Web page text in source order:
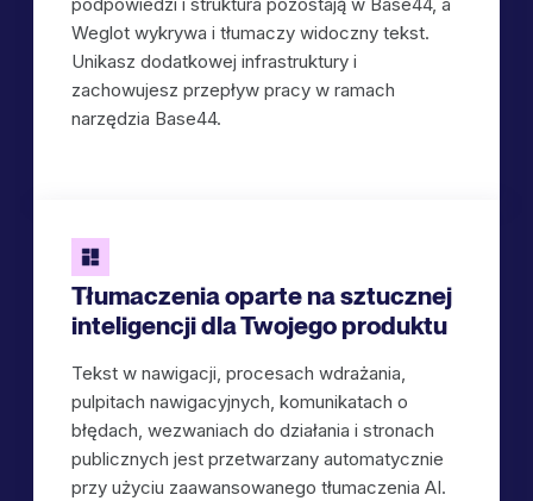
Weglot wykrywa i tłumaczy widoczny tekst.
Unikasz dodatkowej infrastruktury i
zachowujesz przepływ pracy w ramach
narzędzia Base44.
Tłumaczenia oparte na sztucznej
inteligencji dla Twojego produktu
Tekst w nawigacji, procesach wdrażania,
pulpitach nawigacyjnych, komunikatach o
błędach, wezwaniach do działania i stronach
publicznych jest przetwarzany automatycznie
przy użyciu zaawansowanego tłumaczenia AI.